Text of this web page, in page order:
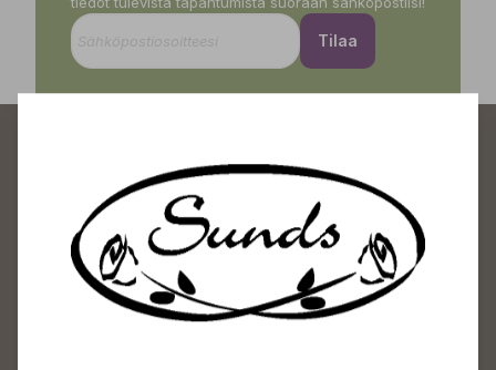
Tilaa
Sundin Puutarhakeskus